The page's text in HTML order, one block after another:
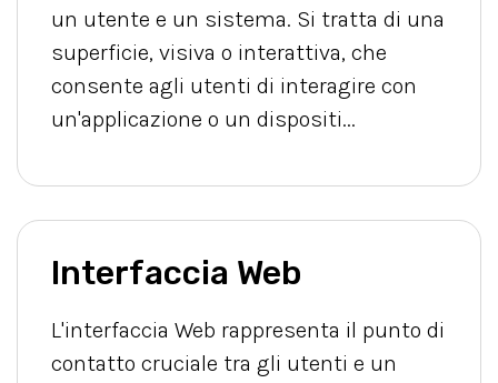
un utente e un sistema. Si tratta di una
superficie, visiva o interattiva, che
consente agli utenti di interagire con
un'applicazione o un dispositi...
Interfaccia Web
L'interfaccia Web rappresenta il punto di
contatto cruciale tra gli utenti e un